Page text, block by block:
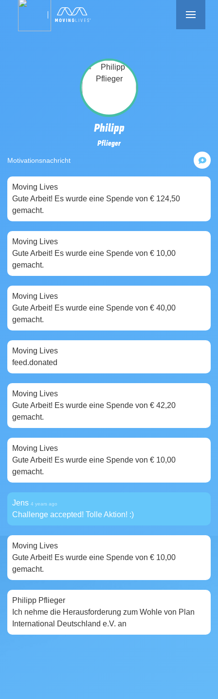
Philipp
Pflieger
Motivationsnachricht
Moving Lives
Gute Arbeit! Es wurde eine Spende von € 124,50
gemacht.
Moving Lives
Gute Arbeit! Es wurde eine Spende von € 10,00
gemacht.
Moving Lives
Gute Arbeit! Es wurde eine Spende von € 40,00
gemacht.
Moving Lives
feed.donated
Moving Lives
Gute Arbeit! Es wurde eine Spende von € 42,20
gemacht.
Moving Lives
Gute Arbeit! Es wurde eine Spende von € 10,00
gemacht.
Jens 4 years ago
Challenge accepted! Tolle Aktion! :)
Moving Lives
Gute Arbeit! Es wurde eine Spende von € 10,00
gemacht.
Philipp Pflieger
Ich nehme die Herausforderung zum Wohle von Plan
International Deutschland e.V. an